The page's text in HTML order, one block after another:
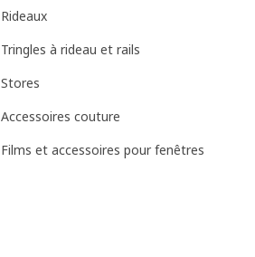
Rideaux
Tringles à rideau et rails
Stores
Accessoires couture
Films et accessoires pour fenêtres